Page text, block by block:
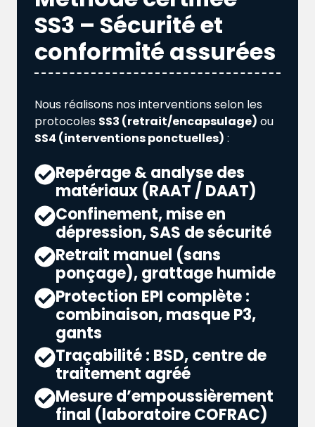
SS3 – Sécurité et
conformité assurées
Nous réalisons nos interventions selon les
protocoles SS3 (retrait/encapsulage) ou
SS4 (interventions ponctuelles) :
Repérage & analyse des
matériaux (RAAT / DAAT)
Confinement, mise en
dépression, SAS de sécurité
Retrait manuel (sans
ponçage), grattage humide
Protection EPI complète :
combinaison, masque P3,
gants
Traçabilité : BSD, centre de
traitement agréé
Mesure d’empoussièrement
final (laboratoire COFRAC)